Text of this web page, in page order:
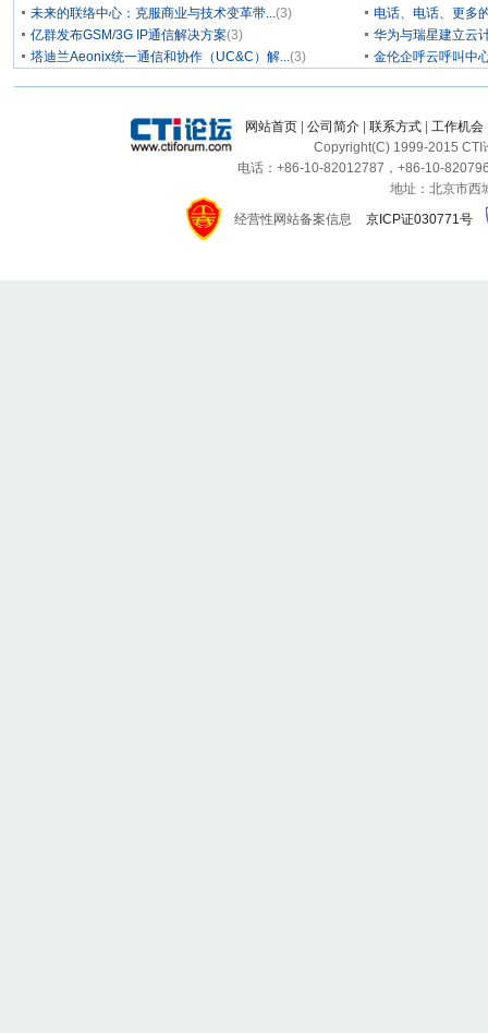
未来的联络中心：克服商业与技术变革带...(3)
电话、电话、更多
亿群发布GSM/3G IP通信解决方案(3)
华为与瑞星建立云
塔迪兰Aeonix统一通信和协作（UC&C）解...(3) 金伦企呼云呼叫中
网站首页 公司简介 联系方式 工作机会
Copyright(C) 1999-2015 CTI
电话：+86-10-82012787，+86-10-
地址：北京市西
经营性网站备案信息
京ICP证030771号